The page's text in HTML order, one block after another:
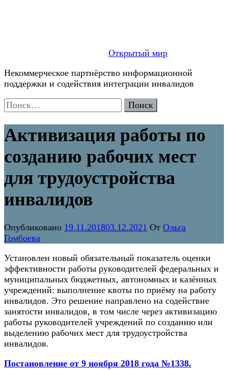
Открытый мир
Некоммерческое партнёрство информационной
поддержки и содействия интеграции инвалидов
Найти:
Активизация работы по
созданию рабочих мест
для трудоустройства
инвалидов
Опубликовано 19.11.201803.12.2021 От Ольга
Гомбоева
Установлен новый обязательный показатель оценки
эффективности работы руководителей федеральных и
муниципальных бюджетных, автономных и казённых
учреждений: выполнение квоты по приёму на работу
инвалидов. Это решение направлено на содействие
занятости инвалидов, в том числе через активизацию
работы руководителей учреждений по созданию или
выделению рабочих мест для трудоустройства
инвалидов.
Постановление от 9 ноября 2018 года №1338.